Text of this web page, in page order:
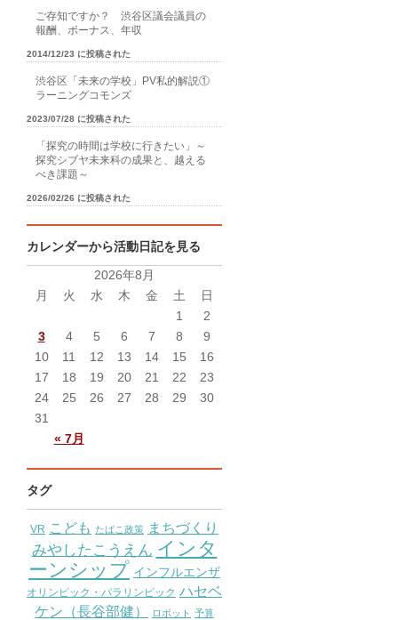
ご存知ですか？ 渋谷区議会議員の
報酬、ボーナス、年収
2014/12/23 に投稿された
渋谷区「未来の学校」PV私的解説①
ラーニングコモンズ
2023/07/28 に投稿された
「探究の時間は学校に行きたい」～
探究シブヤ未来科の成果と、越える
べき課題～
2026/02/26 に投稿された
カレンダーから活動日記を見る
2026年8月
月
火 水 木 金 土 日
« 7月
1
2
3
4 5 6 7 8
9
10
11 12 13 14 15
16
17
18 19 20 21 22
23
24
25 26 27 28 29
30
31
タグ
VR こども たばこ政策 まちづくり
みやしたこうえん インタ
ーンシップ インフルエンザ
オリンピック・パラリンピック ハセベ
ケン（長谷部健）
ロボット 予算